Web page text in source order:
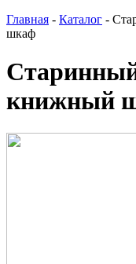
Главная - Каталог -
шкаф
книжный